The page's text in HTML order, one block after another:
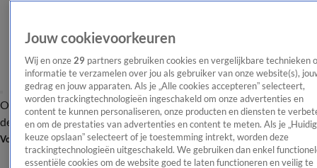
OverzichtAfleveringen Entertainment TV Algemeen
Tip
de redactieNieuwsbrief
Volg Shownieuws
Jouw cookievoorkeuren
Wij en onze 29 partners gebruiken cookies en vergelijkbare technieken
informatie te verzamelen over jou als gebruiker van onze website(s),
gedrag en jouw apparaten. Als je „Alle cookies accepteren” selecteert,
worden trackingtechnologieën ingeschakeld om onze advertenties en
content te kunnen personaliseren, onze producten en diensten te
en om de prestaties van advertenties en content te meten. Als je
keuze opslaan” selecteert of je toestemming intrekt, worden deze
trackingtechnologieën uitgeschakeld. We gebruiken dan enkel
essentiële cookies om de website goed te laten functioneren en veilig te